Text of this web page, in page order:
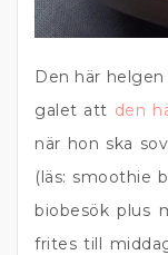
Den här
galet att den
när hon ska
(läs: smoothie
biobesök plus
frites till